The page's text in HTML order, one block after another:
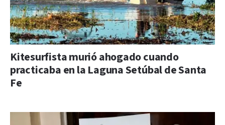
Kitesurfista murió ahogado cuando
practicaba en la Laguna Setúbal de Santa
Fe